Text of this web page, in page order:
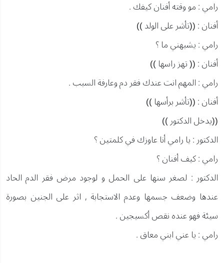
رامي : مو وقته أفنان كيفك .
أفنان : ((تأشر على الولد ))
رامي : يشبهني ما ؟
أفنان : (( تهز راسها ))
رامي : المهم انت عندك فقر دم وعارفة السبب .
أفنان : ((تأشر برأسها ))
((يدخل الدكتور ))
الدكتور : يا رامي أنا عاوزك في كلمتين ؟
رامي : كيف أفنان ؟
الدكتور : لصغر سنها على الحمل و لوجود مرض فقر الدم الحاد
عندها وضعف جسمها وعدم الاستجابة , اثر على الجنين بصورة
سيئة فهو عنده نقص أكسيجين .
رامي : يا عني ابني معاق .